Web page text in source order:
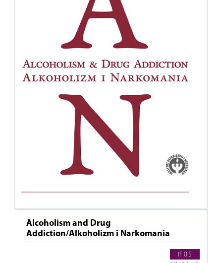
Alcoholism and Drug
Addiction/Alkoholizm i Narkomania
IF 0.5